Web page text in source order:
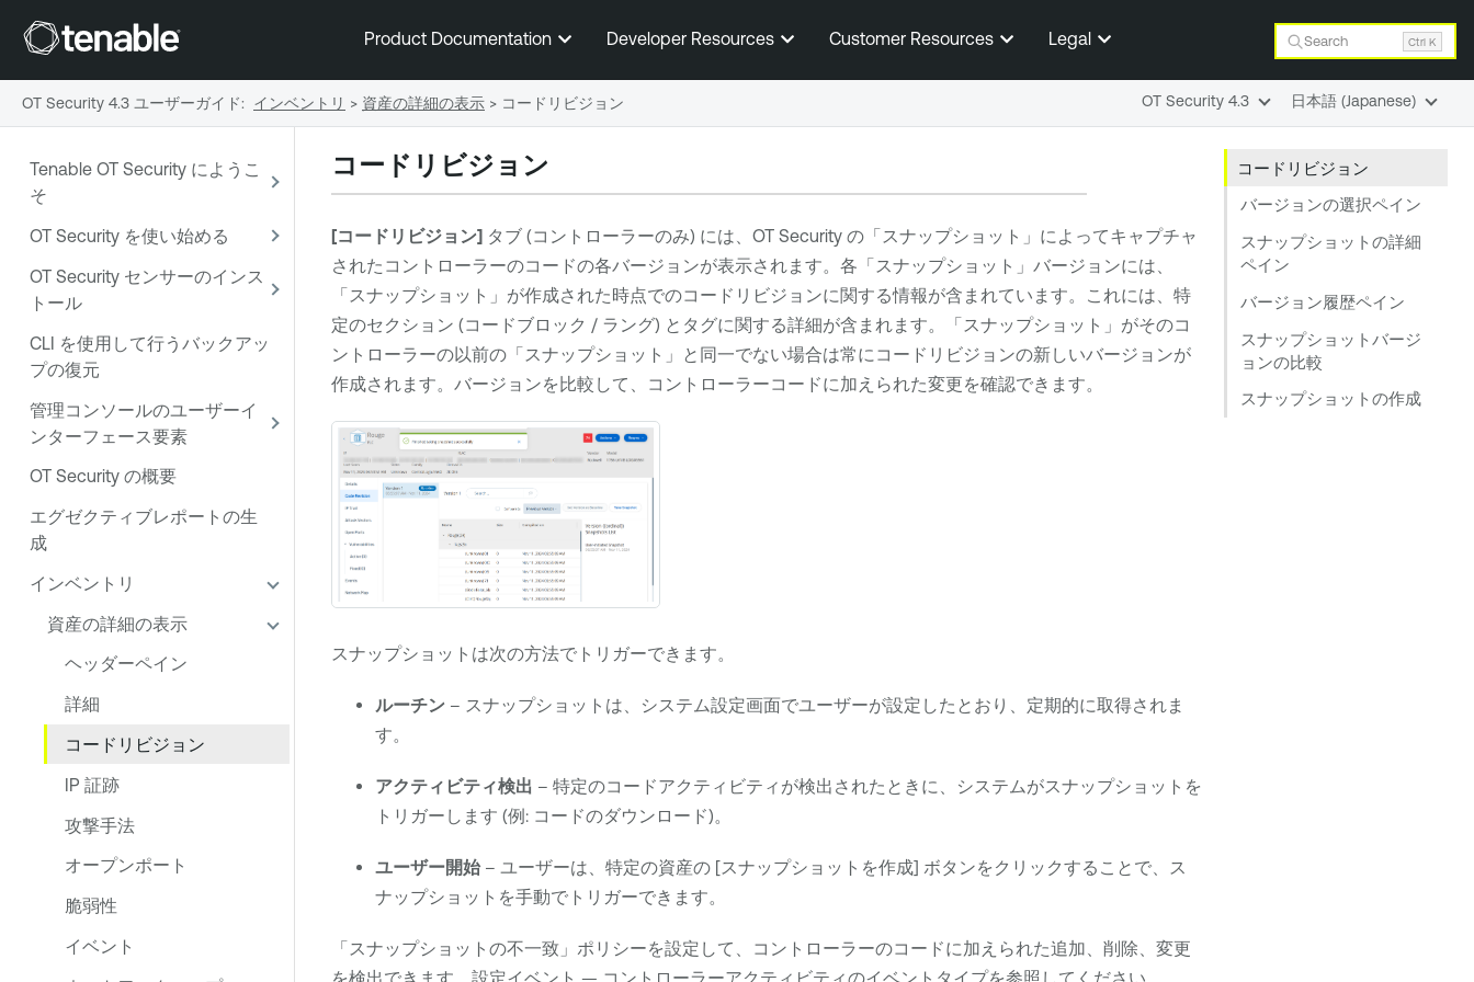
メインコンテンツに移動する
Product Documentation Developer Resources Customer Resources Legal Search Ctrl K
Tenable OT Security にようこ
そ
OT Security を使い始める
OT Security センサーのインス
トール
CLI を使用して行うバックアッ
プの復元
管理コンソールのユーザーイ
ンターフェース要素
OT Security の概要
エグゼクティブレポートの生
成
インベントリ
資産の詳細の表示
ヘッダーペイン
詳細
コードリビジョン
IP 証跡
攻撃手法
オープンポート
脆弱性
イベント
コードリビジョン
バージョンの選択ペイン
スナップショットの詳細
ペイン
バージョン履歴ペイン
スナップショットバージ
ョンの比較
スナップショットの作成
コードリビジョン
[コードリビジョン]タブ (コントローラーのみ) には、 OT Securityの「スナップショット」によってキャプチャ
されたコントローラーのコードの各バージョンが表示されます。各「スナップショット」バージョンには、
「スナップショット」が作成された時点でのコードリビジョンに関する情報が含まれています。これには、特
定のセクション (コードブロック / ラング) とタグに関する詳細が含まれます。「スナップショット」がそのコ
ントローラーの以前の「スナップショット」と同一でない場合は常にコードリビジョンの新しいバージョンが
作成されます。バージョンを比較して、コントローラーコードに加えられた変更を確認できます。
スナップショットは次の方法でトリガーできます。
ルーチン– スナップショットは、システム設定画面でユーザーが設定したとおり、定期的に取得されま
す。
アクティビティ検出 – 特定のコードアクティビティが検出されたときに、システムがスナップショットを
トリガーします (例: コードのダウンロード)。
ユーザー開始– ユーザーは、特定の資産の [スナップショットを作成] ボタンをクリックすることで、ス
ナップショットを手動でトリガーできます。
「スナップショットの不一致」ポリシーを設定して、コントローラーのコードに加えられた追加、削除、変更
を検出できます。 設定イベント — コントローラーアクティビティのイベントタイプを参照してください。
OT Security 4.3 ユーザーガイド: インベントリ > 資産の詳細の表示 > コードリビジョン OT Security 4.3 日本語 (Japanese)